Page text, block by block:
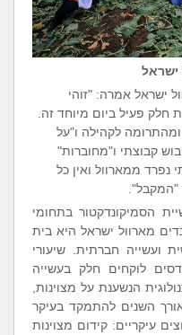
ישראל
ישראל אמרה: "זוהי
חלק פעיל ביום מיוחד זה.
לקהילה ו"על
קבוצתי ו"מחוברות"
נפרד ממארוול ואין כל
"המקבל".
הסמיקונדקטור בתחומי
מארוול ישראל היא בית
ועשייה חברתית. שיעורי
לוקחים חלק בעשייה
הנשענת על מצוינות,
השנים להתמקד בעיקר
עיקריים: קידום מצוינות